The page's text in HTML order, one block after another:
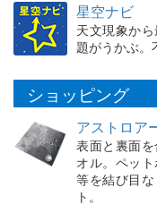
星空ナビ
天文現象か
題がうかぶ。
ショッピング
アストロア
表面と裏面
オル。ペッ
等を結び目
ト。